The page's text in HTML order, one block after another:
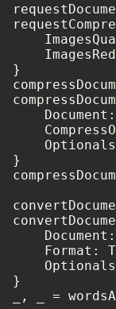
}
}
Format:
}
_, _ =